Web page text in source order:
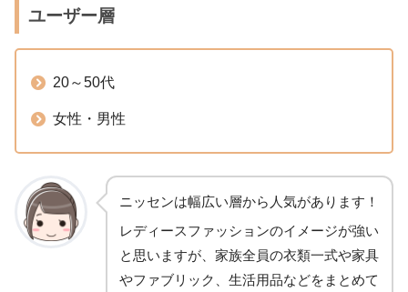
ユーザー層
20～50代
女性・男性
ニッセンは幅広い層から人気があります！
レディースファッションのイメージが強い
と思いますが、家族全員の衣類一式や家具
やファブリック、生活用品などをまとめて